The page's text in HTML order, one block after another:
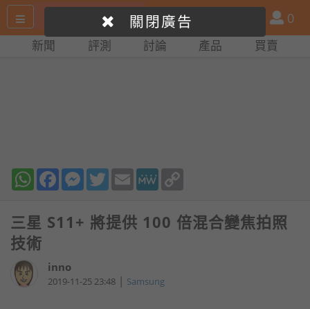
尋
產
品
比
會
員
0
新聞 評測 討論 產品 買賣
WhatsAppFacebookMessenger
TwitterEmail MeWe
三星 S11+ 將提供 100 倍混合變焦拍照
技術
inno
2019-11-25 23:48 | Samsung
關閉廣告